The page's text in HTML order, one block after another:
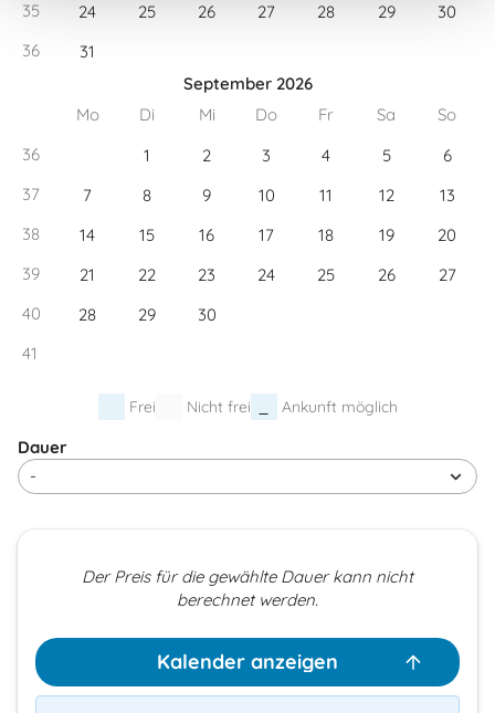
35
24 25 26 27 28 29
30
36
31
September 2026
Mo
Di Mi Do Fr Sa
So
36
1 2 3 4 5
6
37
7 8 9 10 11 12
13
38
14 15 16 17 18 19
20
39
21 22 23 24 25 26
27
40
28 29
30
41
Frei Nicht frei Ankunft möglich
Dauer
Der Preis für die gewählte Dauer kann nicht
berechnet werden.
Kalender anzeigen